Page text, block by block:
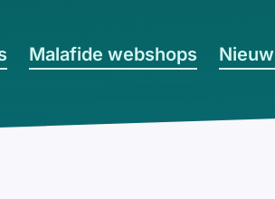
Malafide webshops